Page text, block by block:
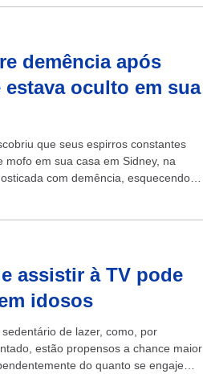
demência após
oculto em sua
que seus espirros constantes
em sua casa em Sidney, na
com demência, esquecendo
assistir à TV pode
idosos
de lazer, como, por
estão propensos a chance maior
do quanto se engajem